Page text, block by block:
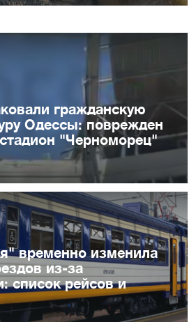
гражданскую
Одессы: поврежден
"Черноморец"
временно изменила
из-за
список рейсов и